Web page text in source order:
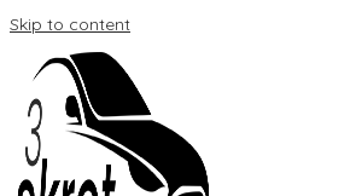
Skip to content